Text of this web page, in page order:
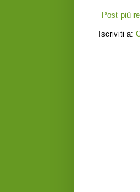
Post più
Iscriviti a: